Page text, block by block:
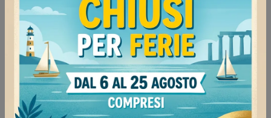
In Plastica 1
In Tessuto 17
I più visti a :
Mede 48